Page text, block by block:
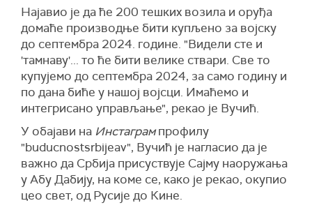
Најавио је да ће 200 тешких возила и оруђа
домаће производње бити купљено за војску
до септембра 2024. године. "Видели сте и
'тамнаву'... то ће бити велике ствари. Све то
купујемо до септембра 2024, за само годину и
по дана биће у нашој војсци. Имаћемо и
интегрисано управљање", рекао је Вучић.
У обајави на Инстaгрампрофилу
"buducnostsrbijeav", Вучић је нагласио да је
важно да Србија присуствује Сајму наоружања
у Абу Дабију, на коме се, како је рекао, окупио
цео свет, од Русије до Кине.